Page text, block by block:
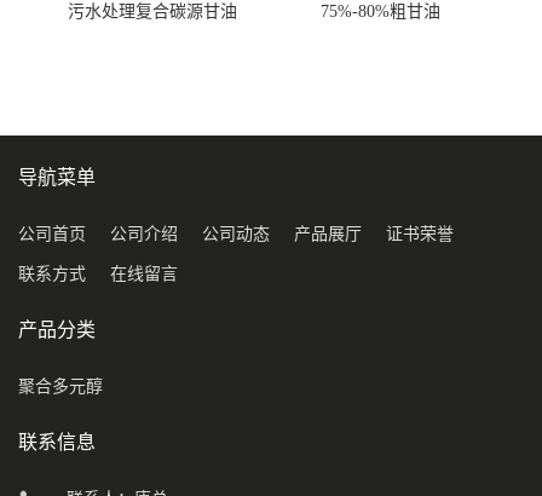
污水处理复合碳源甘油
75%-80%粗甘油
导航菜单
公司首页 公司介绍 公司动态 产品展厅 证书荣誉
联系方式 在线留言
产品分类
聚合多元醇
联系信息